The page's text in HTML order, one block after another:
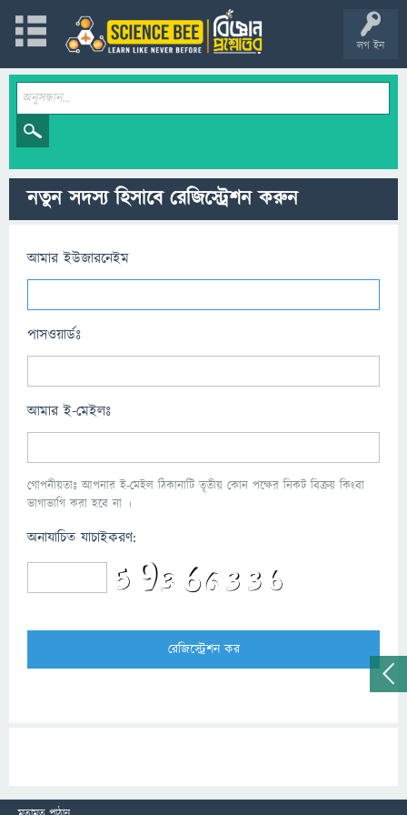
লগ ইন
নতুন সদস্য হিসাবে রেজিস্ট্রেশন করুন
আমার ইউজারনেইম
পাসওয়ার্ডঃ
আমার ই-মেইলঃ
গোপনীয়তাঃ আপনার ই-মেইল ঠিকানাটি তৃতীয় কোন পক্ষের নিকট বিক্রয় কিংবা
ভাগাভাগি করা হবে না ।
অনাযাচিত যাচাইকরণ: